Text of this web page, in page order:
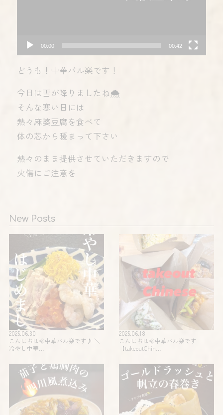
00:00 00:42
どうも！中華バル楽です！
今日は雪が降りましたね🌨️
そんな寒い日には
熱々麻婆豆腐を食べて
体の芯から暖まって下さい
熱々のまま提供させていただきますので
火傷にご注意を️
New Posts
2025.06.30
こんにちは🌞中華バル楽です♪ ＼
冷やし中華…
2025.06.18
こんにちは🌞中華バル楽です
【takeoutChin…